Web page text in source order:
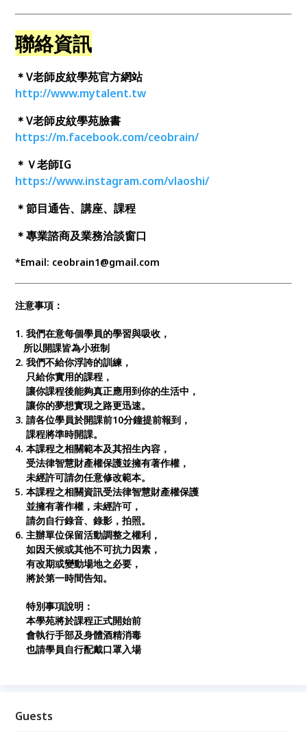
聯絡資訊
＊V老師皮紋學苑官方網站
http://www.mytalent.tw
＊V老師皮紋學苑臉書
https://m.facebook.com/ceobrain/
＊Ｖ老師IG
https://www.instagram.com/vlaoshi/
＊節目通告、講座、課程
＊專業諮商及業務洽談窗口
*Email: ceobrain1@gmail.com
注意事項：
1.我們在意每個學員的學習與吸收，
所以開課皆為小班制
2.我們不給你浮誇的訓練，
只給你實用的課程，
讓你課程後能夠真正應用到你的生活中，
讓你的夢想實現之路更迅速。
3.請各位學員於開課前10分鐘提前報到，
課程將準時開課。
4.本課程之相關範本及其招生內容，
受法律智慧財產權保護並擁有著作權，
未經許可請勿任意修改範本。
5.本課程之相關資訊受法律智慧財產權保護
並擁有著作權，未經許可，
請勿自行錄音、錄影，拍照。
6.主辦單位保留活動調整之權利，
如因天候或其他不可抗力因素，
有改期或變動場地之必要，
將於第一時間告知。
特別事項說明：
本學苑將於課程正式開始前
會執行手部及身體酒精消毒
也請學員自行配戴口罩入場
Guests